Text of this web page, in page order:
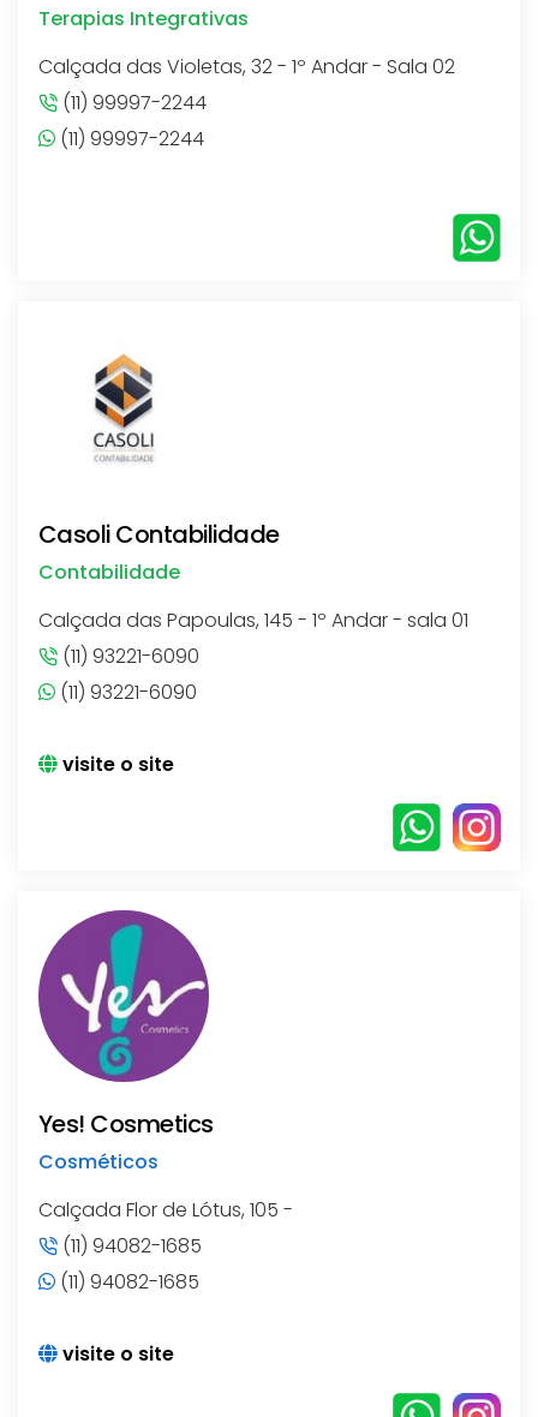
Terapias Integrativas
Calçada das Violetas, 32 - 1º Andar - Sala 02
(11) 99997-2244
(11) 99997-2244
Casoli Contabilidade
Contabilidade
Calçada das Papoulas, 145 - 1º Andar - sala 01
(11) 93221-6090
(11) 93221-6090
visite o site
Yes! Cosmetics
Cosméticos
Calçada Flor de Lótus, 105 -
(11) 94082-1685
(11) 94082-1685
visite o site